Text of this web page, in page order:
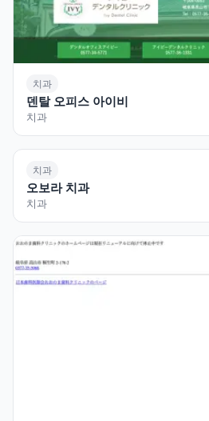
치과
덴탈 오피스 아이비
치과
치과
오보라 치과
치과